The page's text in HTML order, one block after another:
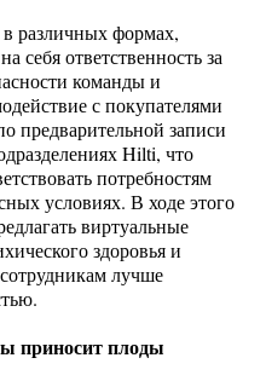
различных формах,
себя ответственность за
команды и
с покупателями
предварительной записи
Hilti, что
потребностям
условиях. В ходе этого
виртуальные
здоровья и
лучше
приносит плоды